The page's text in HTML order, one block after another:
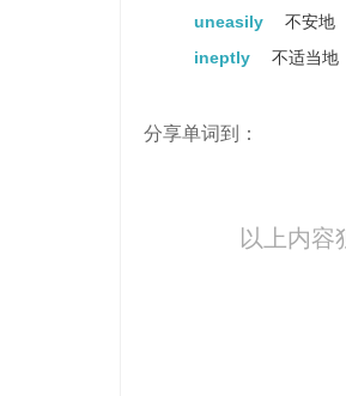
uneasily
不安地
ineptly
不适当地
分享单词到：
以上内容